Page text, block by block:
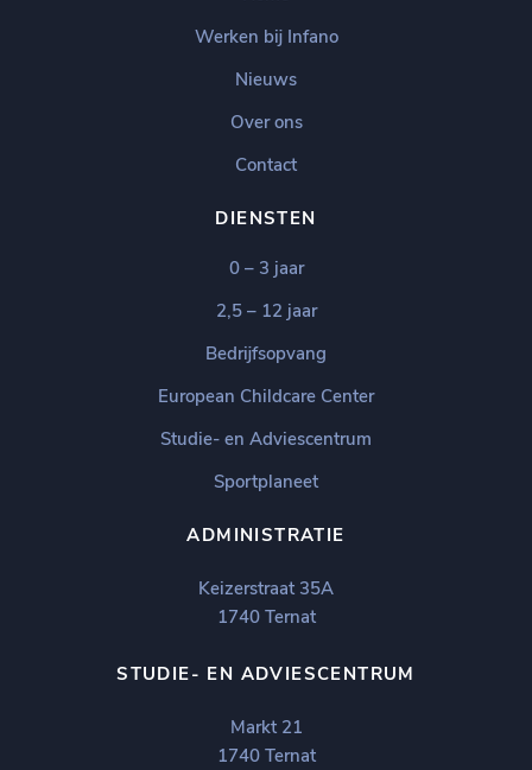
Werken bij Infano
Nieuws
Over ons
Contact
DIENSTEN
0 – 3 jaar
2,5 – 12 jaar
Bedrijfsopvang
European Childcare Center
Studie- en Adviescentrum
Sportplaneet
ADMINISTRATIE
Keizerstraat 35A
1740 Ternat
STUDIE- EN ADVIESCENTRUM
Markt 21
1740 Ternat